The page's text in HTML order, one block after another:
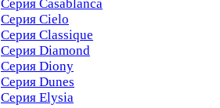
Серия Casablanсa
Серия Cielo
Серия Classique
Серия Diamond
Серия Diony
Серия Dunes
Серия Elysia